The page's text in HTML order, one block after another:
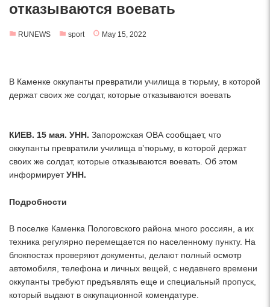
отказываются воевать
RUNEWS sport May 15, 2022
В Каменке оккупанты превратили училища в тюрьму, в которой
держат своих же солдат, которые отказываются воевать
КИЕВ. 15 мая. УНН. Запорожская ОВА сообщает, что
оккупанты превратили училища в’тюрьму, в которой держат
своих же солдат, которые отказываются воевать. Об этом
информируетУНН.
Подробности
В поселке Каменка Пологовского района много россиян, а их
техника регулярно перемещается по населенному пункту. На
блокпостах проверяют документы, делают полный осмотр
автомобиля, телефона и личных вещей, с недавнего времени
оккупанты требуют предъявлять еще и специальный пропуск,
который выдают в оккупационной комендатуре.